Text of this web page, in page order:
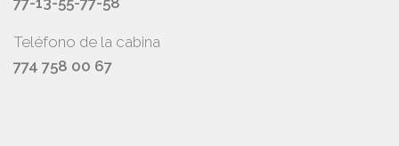
Teléfono de la cabina
774 758 00 67